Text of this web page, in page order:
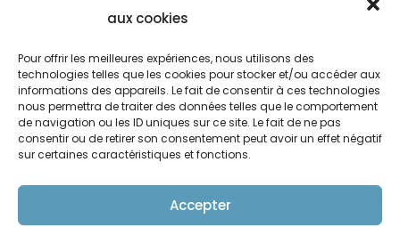
aux cookies
Pour offrir les meilleures expériences, nous utilisons des
technologies telles que les cookies pour stocker et/ou accéder aux
informations des appareils. Le fait de consentir à ces technologies
nous permettra de traiter des données telles que le comportement
de navigation ou les ID uniques sur ce site. Le fait de ne pas
consentir ou de retirer son consentement peut avoir un effet négatif
sur certaines caractéristiques et fonctions.
Accepter
Mentions légales
Politique de cookies